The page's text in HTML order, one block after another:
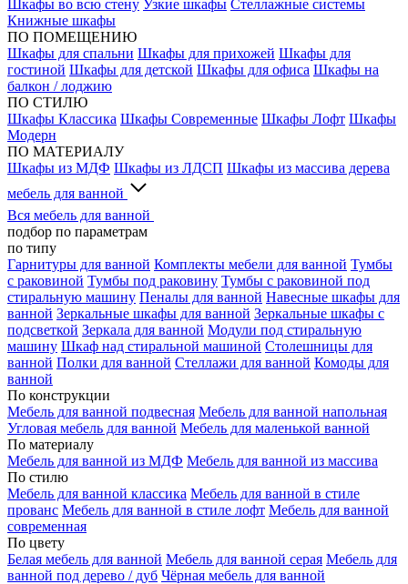
Шкафы во всю стену Узкие шкафы Стеллажные системы
Книжные шкафы
ПО ПОМЕЩЕНИЮ
Шкафы для спальни Шкафы для прихожей Шкафы для
гостиной Шкафы для детской Шкафы для офиса Шкафы на
балкон / лоджию
ПО СТИЛЮ
Шкафы Классика Шкафы Современные Шкафы Лофт Шкафы
Модерн
ПО МАТЕРИАЛУ
Шкафы из МДФ Шкафы из ЛДСП Шкафы из массива дерева
мебель для ванной
Вся мебель для ванной
подбор по параметрам
по типу
Гарнитуры для ванной Комплекты мебели для ванной Тумбы
с раковиной Тумбы под раковину Тумбы с раковиной под
стиральную машину Пеналы для ванной Навесные шкафы для
ванной Зеркальные шкафы для ванной Зеркальные шкафы с
подсветкой Зеркала для ванной Модули под стиральную
машину Шкаф над стиральной машиной Столешницы для
ванной Полки для ванной Стеллажи для ванной Комоды для
ванной
По конструкции
Мебель для ванной подвесная Мебель для ванной напольная
Угловая мебель для ванной Мебель для маленькой ванной
По материалу
Мебель для ванной из МДФ Мебель для ванной из массива
По стилю
Мебель для ванной классика Мебель для ванной в стиле
прованс Мебель для ванной в стиле лофт Мебель для ванной
современная
По цвету
Белая мебель для ванной Мебель для ванной серая Мебель для
ванной под дерево / дуб Чёрная мебель для ванной